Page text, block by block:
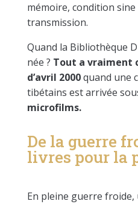
mémoire, condition sine
transmission.
Quand la Bibliothèque
née ? Tout a vraiment
d’avril 2000quand une
tibétains est arrivée
microfilms.
De la guerre
livres pour la
En pleine guerre froide,